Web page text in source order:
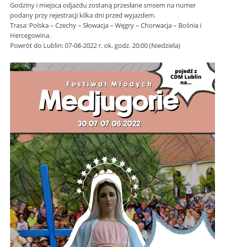
Godziny i miejsca odjazdu zostaną przesłane smsem na numer
podany przy rejestracji kilka dni przed wyjazdem.
Trasa: Polska – Czechy – Słowacja – Węgry – Chorwacja – Bośnia i
Hercegowina.
Powrót do Lublin: 07-08-2022 r. ok. godz. 20:00 (Niedziela)